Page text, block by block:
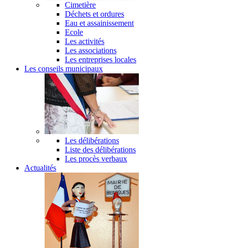
Cimetière
Déchets et ordures
Eau et assainissement
Ecole
Les activités
Les associations
Les entreprises locales
Les conseils municipaux
Les délibérations
Liste des délibérations
Les procès verbaux
Actualités